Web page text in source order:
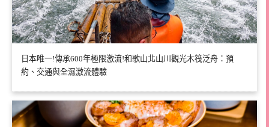
日本唯一!傳承600年極限激流!和歌山北山川觀光木筏泛舟：預
約、交通與全濕激流體驗